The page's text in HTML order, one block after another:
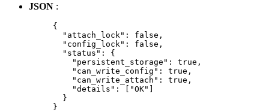
JSON :
{
"attach_lock" : false ,
"config_lock" : false ,
"status" : {
"persistent_storage" : true ,
"can_write_config" : true ,
"can_write_attach" : true ,
"details" : [ "OK" ]
}
}